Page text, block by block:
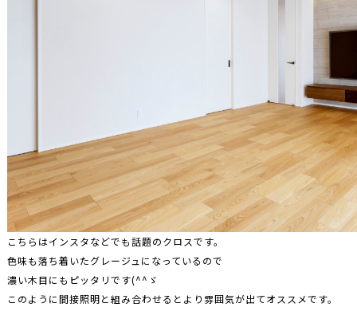
こちらはインスタなどでも話題のクロスです。
色味も落ち着いたグレージュになっているので
濃い木目にもピッタリです(^^ゞ
このように間接照明と組み合わせるとより雰囲気が出てオススメです。